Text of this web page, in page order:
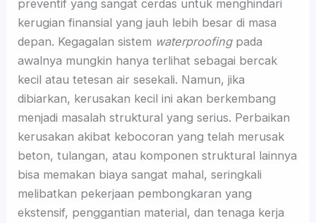
preventif yang sangat cerdas untuk menghindari
kerugian finansial yang jauh lebih besar di masa
depan. Kegagalan sistem waterproofingpada
awalnya mungkin hanya terlihat sebagai bercak
kecil atau tetesan air sesekali. Namun, jika
dibiarkan, kerusakan kecil ini akan berkembang
menjadi masalah struktural yang serius. Perbaikan
kerusakan akibat kebocoran yang telah merusak
beton, tulangan, atau komponen struktural lainnya
bisa memakan biaya sangat mahal, seringkali
melibatkan pekerjaan pembongkaran yang
ekstensif, penggantian material, dan tenaga kerja